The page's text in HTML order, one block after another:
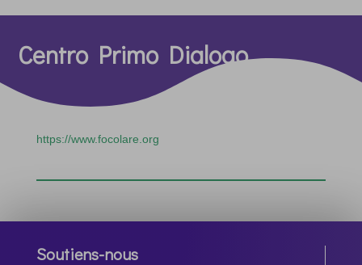
Centro Primo Dialogo
https://www.focolare.org
Soutiens-nous